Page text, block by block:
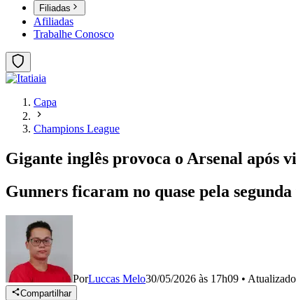
Filiadas
Afiliadas
Trabalhe Conosco
Capa
Champions League
Gigante inglês provoca o Arsenal após
Gunners ficaram no quase pela
PorLuccas Melo30/05/2026 às 17h09 • Atualizado
Compartilhar